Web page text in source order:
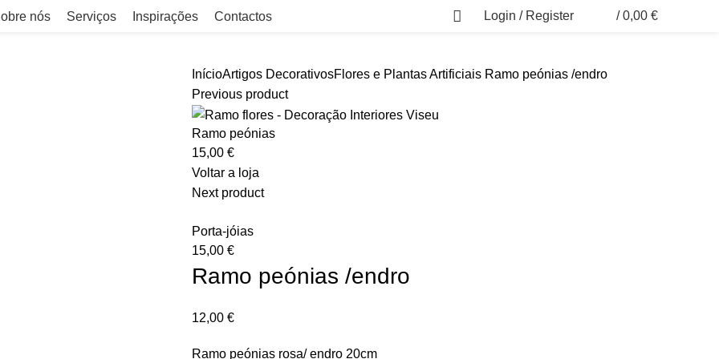
nós Serviços Inspirações Contactos Login / Register / 0,00 €
InícioArtigos DecorativosFlores e Plantas Artificiais Ramo peónias /endro
Previous product
Ramo peónias
15,00 €
Voltar a loja
Next product
Porta-jóias
15,00 €
Ramo peónias /endro
12,00 €
Ramo peónias rosa/ endro 20cm